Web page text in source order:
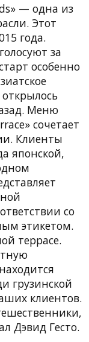
— одна из
Этот
года.
за
особенно
Меню
сочетает
Клиенты
японской,
со
этикетом.
террасе.
грузинской
клиентов.
Дэвид Гесто.